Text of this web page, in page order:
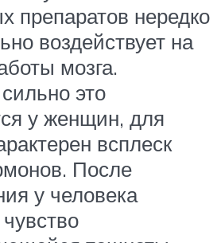
препаратов нередко
воздействует на
мозга.
это
у женщин, для
всплеск
После
у человека